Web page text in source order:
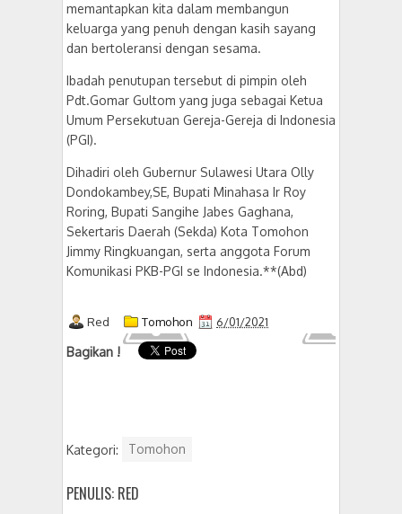
memantapkan kita dalam membangun
keluarga yang penuh dengan kasih sayang
dan bertoleransi dengan sesama.
Ibadah penutupan tersebut di pimpin oleh
Pdt.Gomar Gultom yang juga sebagai Ketua
Umum Persekutuan Gereja-Gereja di Indonesia
(PGI).
Dihadiri oleh Gubernur Sulawesi Utara Olly
Dondokambey,SE, Bupati Minahasa Ir Roy
Roring, Bupati Sangihe Jabes Gaghana,
Sekertaris Daerah (Sekda) Kota Tomohon
Jimmy Ringkuangan, serta anggota Forum
Komunikasi PKB-PGI se Indonesia.**(Abd)
Red Tomohon 6/01/2021
Bagikan !
Kategori: Tomohon
PENULIS: RED